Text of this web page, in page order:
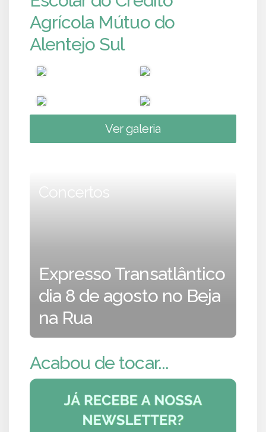
Agrícola Mútuo do
Alentejo Sul
Ver galeria
Concertos
Expresso Transatlântico
dia 8 de agosto no Beja
na Rua
Acabou de tocar...